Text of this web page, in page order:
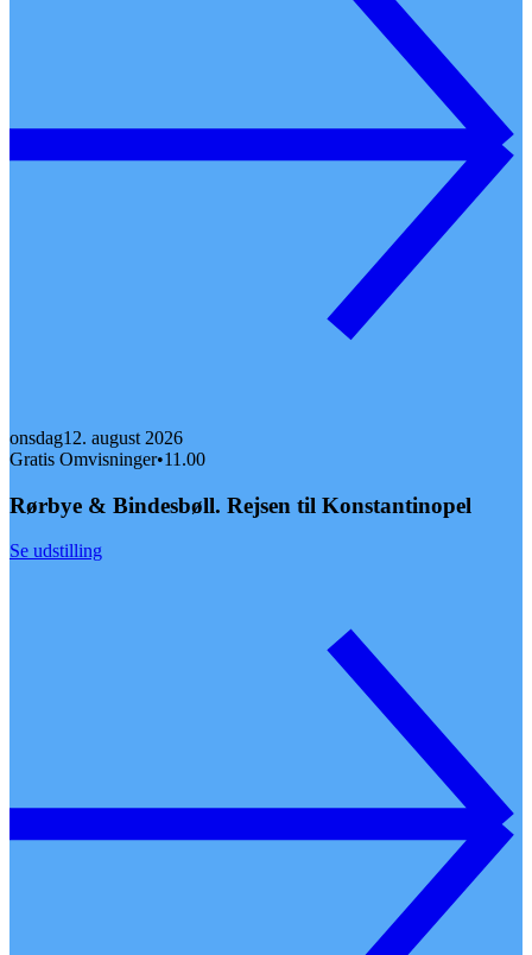
onsdag12. august 2026
Gratis Omvisninger•11.00
Rørbye & Bindesbøll. Rejsen til Konstantinopel
Se udstilling